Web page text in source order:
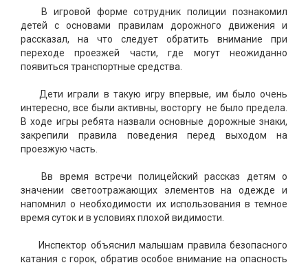
В игровой форме сотрудник полиции познакомил
детей с основами правилам дорожного движения и
рассказал, на что следует обратить внимание при
переходе проезжей части, где могут неожиданно
появиться транспортные средства.
Дети играли в такую игру впервые, им было очень
интересно, все были активны, восторгу не было предела.
В ходе игры ребята назвали основные дорожные знаки,
закрепили правила поведения перед выходом на
проезжую часть.
Вв время встречи полицейский рассказ детям о
значении светоотражающих элементов на одежде и
напомнил о необходимости их использования в темное
время суток и в условиях плохой видимости.
Инспектор объяснил малышам правила безопасного
катания с горок, обратив особое внимание на опасность